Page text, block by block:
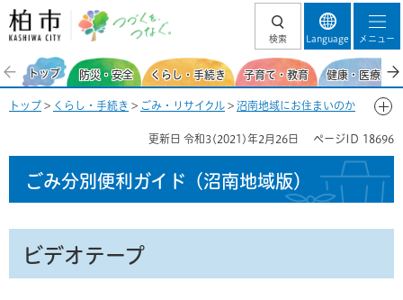
柏市 つづくを、
検索 Language メニュー
トップ 防災・安全 くらし・手続き 子育て・教育 健康・医療・
トップ > くらし・手続き > ごみ・リサイクル > 沼南地域にお住まいのか
更新日 令和3(2021)年2月26日 ページID 18696
ごみ分別便利ガイド （沼南地域版）
ビデオテープ